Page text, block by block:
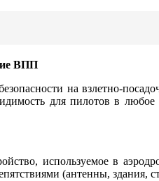
ВПП
на взлетно-
для пилотов в
используемое в
(антенны, здания,